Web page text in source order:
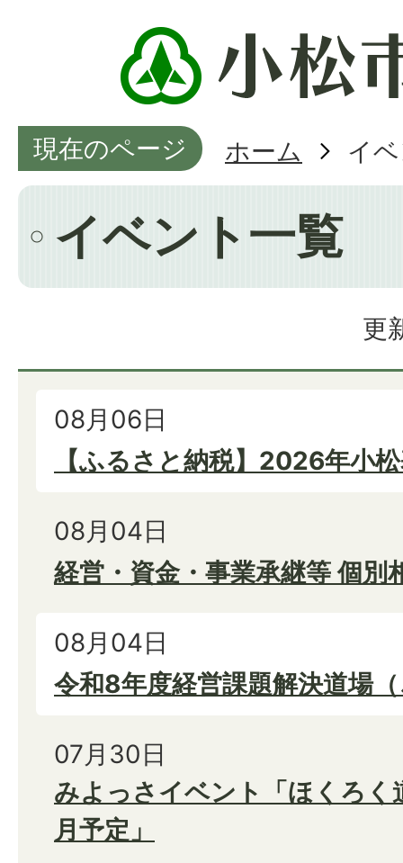
現在のページ ホーム イ
イベント一覧
更
08月06日
【ふるさと納税】2026年小
08月04日
経営・資金・事業承継等 個別
08月04日
令和8年度経営課題解決道場
07月30日
みよっさイベント「ほくろく
月予定」